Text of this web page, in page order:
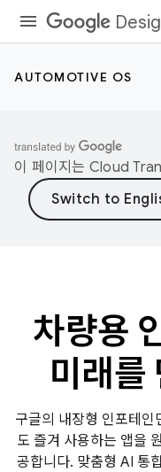
AUTOMOTIVE OS
이 페이지는 Cloud
차량용
미래를
구글의 내장형 인포테인
도 즐겨 사용하는 앱을
공합니다. 맞춤형 AI 통